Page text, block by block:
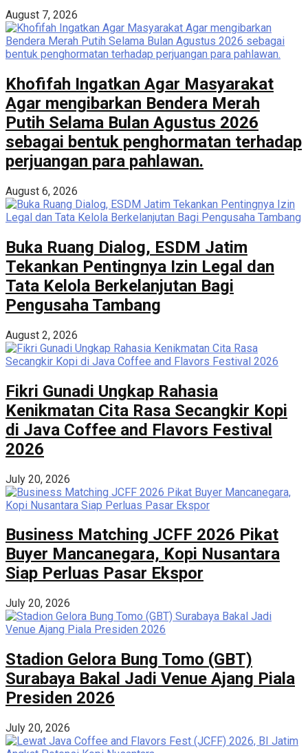
August 7, 2026
Khofifah Ingatkan Agar Masyarakat
Agar mengibarkan Bendera Merah
Putih Selama Bulan Agustus 2026
sebagai bentuk penghormatan terhadap
perjuangan para pahlawan.
August 6, 2026
Buka Ruang Dialog, ESDM Jatim
Tekankan Pentingnya Izin Legal dan
Tata Kelola Berkelanjutan Bagi
Pengusaha Tambang
August 2, 2026
Fikri Gunadi Ungkap Rahasia
Kenikmatan Cita Rasa Secangkir Kopi
di Java Coffee and Flavors Festival
2026
July 20, 2026
Business Matching JCFF 2026 Pikat
Buyer Mancanegara, Kopi Nusantara
Siap Perluas Pasar Ekspor
July 20, 2026
Stadion Gelora Bung Tomo (GBT)
Surabaya Bakal Jadi Venue Ajang Piala
Presiden 2026
July 20, 2026